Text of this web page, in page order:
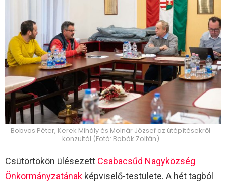
Bobvos Péter, Kerek Mihály és Molnár József az útépítésekről
konzultál (Fotó: Babák Zoltán)
Csütörtökön ülésezett Csabacsűd Nagyközség
Önkormányzatának képviselő-testülete. A hét tagból